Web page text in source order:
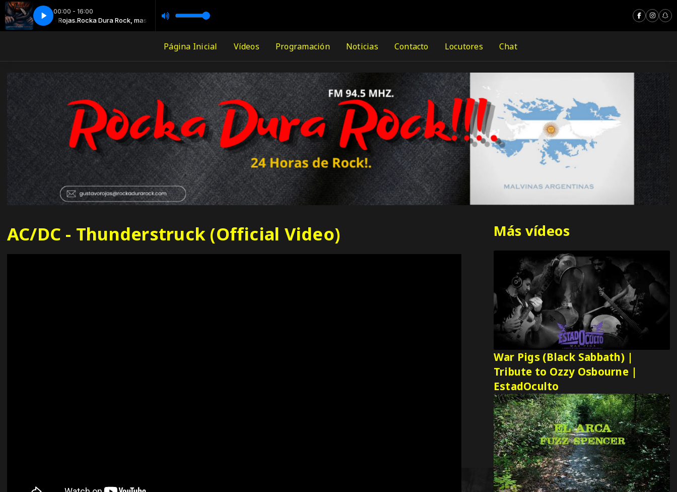
00:00 - 16:00
Rojas. Rocka Dura Rock, mas musica!. con Gustavo Rojas.
VOLVER AL FUTURO ROCKA
Página Inicial Vídeos Programación Noticias Contacto Locutores Chat
AC/DC - Thunderstruck (Official Video) Más vídeos
War Pigs (Black Sabbath) |
Tribute to Ozzy Osbourne |
EstadOculto